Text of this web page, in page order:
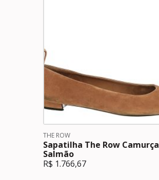
THE ROW
Sapatilha The Row Camurça
Salmão
R$ 1.766,67